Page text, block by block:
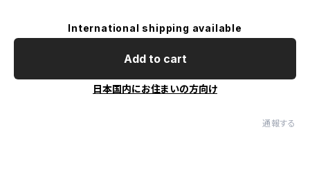
International shipping available
Add to cart
日本国内にお住まいの方向け
通報する